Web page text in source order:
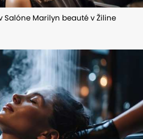
Salóne Marilyn beauté v Žiline